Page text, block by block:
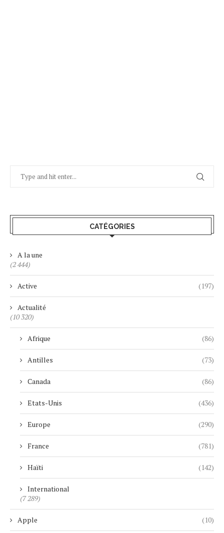
CATÉGORIES
A la une
(2 444)
Active (197)
Actualité
(10 320)
Afrique (86)
Antilles (73)
Canada (86)
Etats-Unis (436)
Europe (290)
France (781)
Haïti (142)
International
(7 289)
Apple (10)